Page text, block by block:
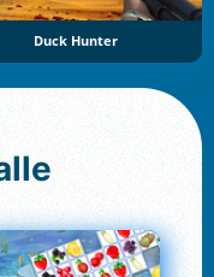
Duck Hunter